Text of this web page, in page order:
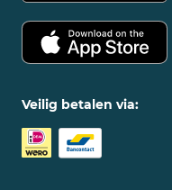
Veilig betalen via: